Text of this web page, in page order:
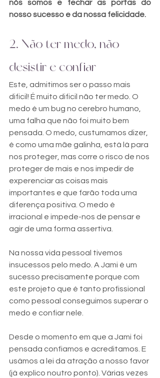
nós somos e fechar as portas do
nosso sucesso e da nossa felicidade.
2. Não ter medo, não
desistir e confiar
Este, admitimos ser o passo mais
dificil! É muito dificil não ter medo. O
medo é um bug no cerebro humano,
uma falha que não foi muito bem
pensada. O medo, custumamos dizer,
é como uma mãe galinha, está lá para
nos proteger, mas corre o risco de nos
proteger de mais e nos impedir de
experenciar as coisas mais
importantes e que farão toda uma
diferença positiva. O medo é
irracional e impede-nos de pensar e
agir de uma forma assertiva.
Na nossa vida pessoal tivemos
insucessos pelo medo. A Jami é um
sucesso precisamente porque com
este projeto que é tanto profissional
como pessoal conseguimos superar o
medo e confiar nele.
Desde o momento em que a Jami foi
pensada confiamos e acreditamos. E
usámos a lei da atração a nosso favor
(já explico noutro ponto). Várias vezes